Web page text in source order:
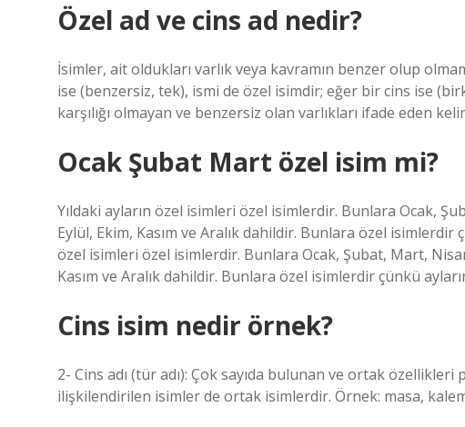
Özel ad ve cins ad nedir?
İsimler, ait oldukları varlık veya kavramın benzer olup
ise (benzersiz, tek), ismi de özel isimdir; eğer bir cins ise
karşılığı olmayan ve benzersiz olan varlıkları ifade eden
Ocak Şubat Mart özel isim mi?
Yıldaki ayların özel isimleri özel isimlerdir. Bunlara Ocak,
Eylül, Ekim, Kasım ve Aralık dahildir. Bunlara özel
özel isimleri özel isimlerdir. Bunlara Ocak, Şubat, Mart,
Kasım ve Aralık dahildir. Bunlara özel isimlerdir çünkü
Cins isim nedir örnek?
2- Cins adı (tür adı): Çok sayıda bulunan ve ortak
ilişkilendirilen isimler de ortak isimlerdir. Örnek: masa,